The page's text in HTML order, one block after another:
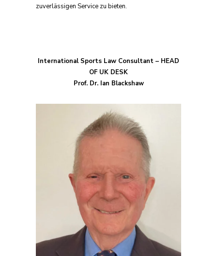
zuverlässigen Service zu bieten.
International Sports Law Consultant – HEAD
OF UK DESK
Prof. Dr. Ian Blackshaw